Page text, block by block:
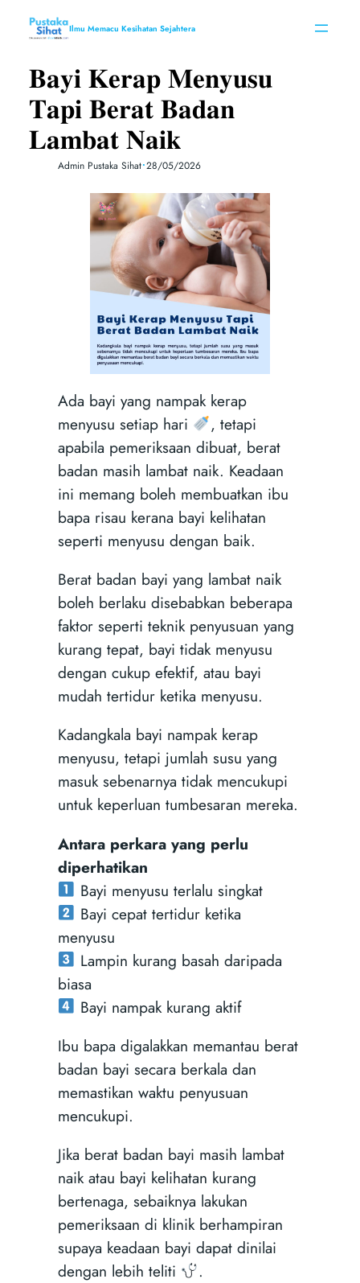
Ilmu Memacu Kesihatan Sejahtera
𝐁𝐚𝐲𝐢 𝐊𝐞𝐫𝐚𝐩 𝐌𝐞𝐧𝐲𝐮𝐬𝐮
𝐓𝐚𝐩𝐢 𝐁𝐞𝐫𝐚𝐭 𝐁𝐚𝐝𝐚𝐧
𝐋𝐚𝐦𝐛𝐚𝐭 𝐍𝐚𝐢𝐤
Admin Pustaka Sihat•28/05/2026
Ada bayi yang nampak kerap
menyusu setiap hari
, tetapi
apabila pemeriksaan dibuat, berat
badan masih lambat naik. Keadaan
ini memang boleh membuatkan ibu
bapa risau kerana bayi kelihatan
seperti menyusu dengan baik.
Berat badan bayi yang lambat naik
boleh berlaku disebabkan beberapa
faktor seperti teknik penyusuan yang
kurang tepat, bayi tidak menyusu
dengan cukup efektif, atau bayi
mudah tertidur ketika menyusu.
Kadangkala bayi nampak kerap
menyusu, tetapi jumlah susu yang
masuk sebenarnya tidak mencukupi
untuk keperluan tumbesaran mereka.
Antara perkara yang perlu
diperhatikan
Bayi menyusu terlalu singkat
Bayi cepat tertidur ketika
menyusu
Lampin kurang basah daripada
biasa
Bayi nampak kurang aktif
Ibu bapa digalakkan memantau berat
badan bayi secara berkala dan
memastikan waktu penyusuan
mencukupi.
Jika berat badan bayi masih lambat
naik atau bayi kelihatan kurang
bertenaga, sebaiknya lakukan
pemeriksaan di klinik berhampiran
supaya keadaan bayi dapat dinilai
dengan lebih teliti
.